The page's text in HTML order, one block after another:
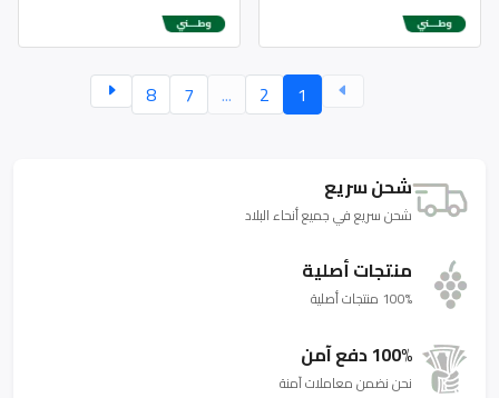
1
2
...
7
8
شحن سريع
شحن سريع في جميع أنحاء البلاد
منتجات أصلية
100% منتجات أصلية
100% دفع آمن
نحن نضمن معاملات آمنة